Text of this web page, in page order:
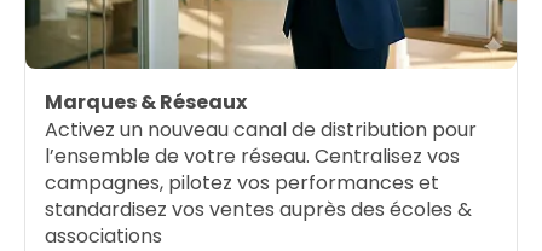
Marques & Réseaux
Activez un nouveau canal de distribution pour
l’ensemble de votre réseau. Centralisez vos
campagnes, pilotez vos performances et
standardisez vos ventes auprès des écoles &
associations